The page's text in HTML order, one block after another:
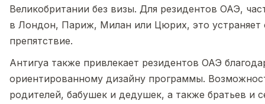
Великобритании без визы. Для резидентов ОАЭ,
в Лондон, Париж, Милан или Цюрих, это устраняет
препятствие.
Антигуа также привлекает резидентов ОАЭ
ориентированному дизайну программы.
родителей, бабушек и дедушек, а также братьев и